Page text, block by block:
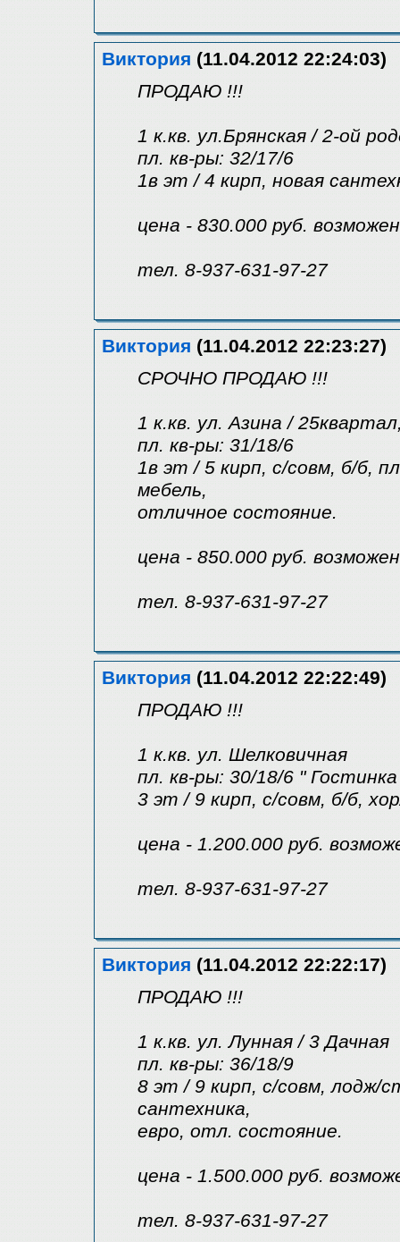
Виктория (11.04.2012 22:24:03)
ПРОДАЮ !!!
1 к.кв. ул.Брянская / 2-ой
пл. кв-ры: 32/17/6
1в эт / 4 кирп, новая
цена - 830.000 руб.
тел. 8-937-631-97-27
Виктория (11.04.2012 22:23:27)
СРОЧНО ПРОДАЮ !!!
1 к.кв. ул. Азина /
пл. кв-ры: 31/18/6
1в эт / 5 кирп, с/совм, б/б,
мебель,
отличное состояние.
цена - 850.000 руб.
тел. 8-937-631-97-27
Виктория (11.04.2012 22:22:49)
ПРОДАЮ !!!
1 к.кв. ул. Шелковичная
пл. кв-ры: 30/18/6 "
3 эт / 9 кирп, с/совм, б/б,
цена - 1.200.000 руб.
тел. 8-937-631-97-27
Виктория (11.04.2012 22:22:17)
ПРОДАЮ !!!
1 к.кв. ул. Лунная / 3 Дачная
пл. кв-ры: 36/18/9
8 эт / 9 кирп, с/совм, лодж/
сантехника,
евро, отл. состояние.
цена - 1.500.000 руб.
тел. 8-937-631-97-27